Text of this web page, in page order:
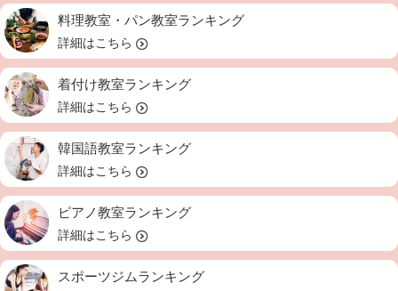
料理教室・パン教室ランキング
詳細はこちら
着付け教室ランキング
詳細はこちら
韓国語教室ランキング
詳細はこちら
ピアノ教室ランキング
詳細はこちら
スポーツジムランキング